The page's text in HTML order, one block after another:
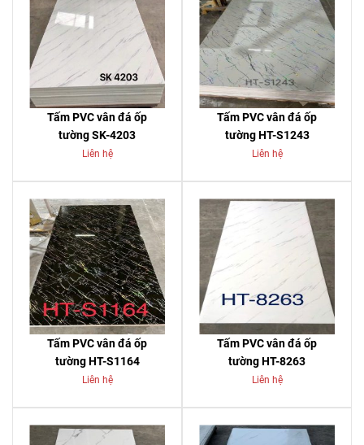
Tấm PVC vân đá ốp
tường SK-4203
Liên hệ
Tấm PVC vân đá ốp
tường HT-S1243
Liên hệ
Tấm PVC vân đá ốp
tường HT-S1164
Liên hệ
Tấm PVC vân đá ốp
tường HT-8263
Liên hệ